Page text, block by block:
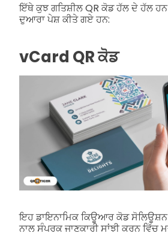
ਇੱਥੇ ਕੁਝ ਗਤਿਸ਼ੀਲ QR ਕੋਡ ਹੱਲ ਦੇ ਹੱਲ
ਦੁਆਰਾ ਪੇਸ਼ ਕੀਤੇ ਗਏ ਹਨ:
vCard QR ਕੋਡ
ਇਹ ਡਾਇਨਾਮਿਕ ਕਿਊਆਰ ਕੋਡ
ਨਾਲ ਸੰਪਰਕ ਜਾਣਕਾਰੀ ਸਾਂਝੀ ਕਰਨ ਵਿੱਚ